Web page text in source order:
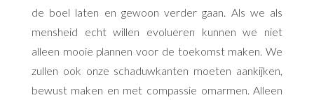
de boel laten en gewoon verder gaan. Als we als
mensheid echt willen evolueren kunnen we niet
alleen mooie plannen voor de toekomst maken. We
zullen ook onze schaduwkanten moeten aankijken,
bewust maken en met compassie omarmen. Alleen